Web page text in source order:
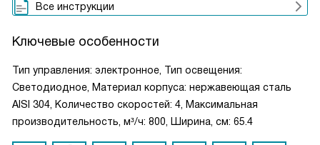
Все инструкции
Ключевые особенности
Тип управления: электронное, Тип освещения:
Светодиодное, Материал корпуса: нержавеющая сталь
AISI 304, Количество скоростей: 4, Максимальная
производительность, м³/ч: 800, Ширина, см: 65.4